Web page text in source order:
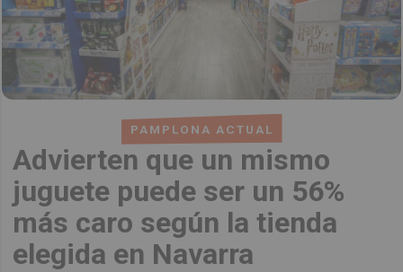
PAMPLONA ACTUAL
Advierten que un mismo
juguete puede ser un 56%
más caro según la tienda
elegida en Navarra